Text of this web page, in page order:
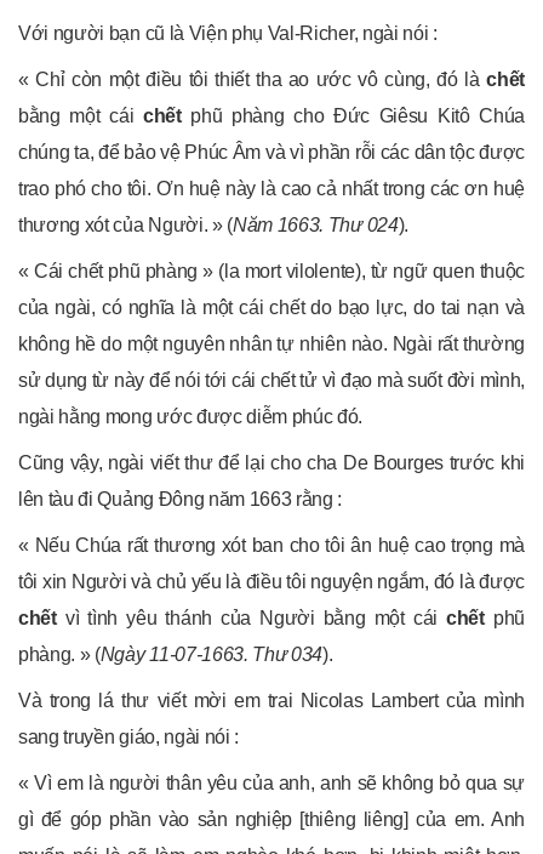
Với người bạn cũ là Viện phụ Val-Richer, ngài nói :
« Chỉ còn một điều tôi thiết tha ao ước vô cùng, đó làchết
bằng một cái chếtphũ phàng cho Đức Giêsu Kitô Chúa
chúng ta, để bảo vệ Phúc Âm và vì phần rỗi các dân tộc được
trao phó cho tôi. Ơn huệ này là cao cả nhất trong các ơn huệ
thương xót của Người. » (Năm 1663. Thư 024).
« Cái chết phũ phàng » (la mort vilolente), từ ngữ quen thuộc
của ngài, có nghĩa là một cái chết do bạo lực, do tai nạn và
không hề do một nguyên nhân tự nhiên nào. Ngài rất thường
sử dụng từ này để nói tới cái chết tử vì đạo mà suốt đời mình,
ngài hằng mong ước được diễm phúc đó.
Cũng vậy, ngài viết thư để lại cho cha De Bourges trước khi
lên tàu đi Quảng Đông năm 1663 rằng :
« Nếu Chúa rất thương xót ban cho tôi ân huệ cao trọng mà
tôi xin Người và chủ yếu là điều tôi nguyện ngắm, đó là được
chếtvì tình yêu thánh của Người bằng một cáichếtphũ
phàng. » (Ngày 11-07-1663. Thư 034).
Và trong lá thư viết mời em trai Nicolas Lambert của mình
sang truyền giáo, ngài nói :
« Vì em là người thân yêu của anh, anh sẽ không bỏ qua sự
gì để góp phần vào sản nghiệp [thiêng liêng] của em. Anh